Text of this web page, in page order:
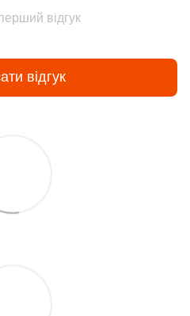
відгук
відгук